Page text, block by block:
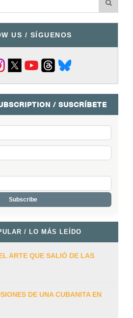
US / SÍGUENOS
/ SUSCRÍBETE
/ LO MÁS LEÍDO
ARTE QUE SALIÓ DE LAS
DE UNA CUBANITA EN